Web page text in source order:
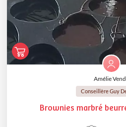
Amélie
Conseillère Guy
Brownies marbré